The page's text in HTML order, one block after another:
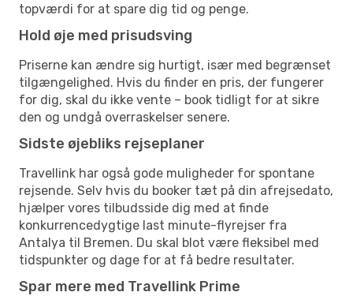
topværdi for at spare dig tid og penge.
Hold øje med prisudsving
Priserne kan ændre sig hurtigt, især med begrænset
tilgængelighed. Hvis du finder en pris, der fungerer
for dig, skal du ikke vente – book tidligt for at sikre
den og undgå overraskelser senere.
Sidste øjebliks rejseplaner
Travellink har også gode muligheder for spontane
rejsende. Selv hvis du booker tæt på din afrejsedato,
hjælper vores tilbudsside dig med at finde
konkurrencedygtige last minute-flyrejser fra
Antalya til Bremen. Du skal blot være fleksibel med
tidspunkter og dage for at få bedre resultater.
Spar mere med Travellink Prime